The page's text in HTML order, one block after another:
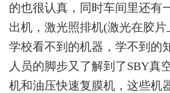
的也很认真，同时车间里还有
出机，激光照排机(激光在胶
学校看不到的机器，学不到的
人员的脚步又了解到了SBY真
机和油压快速复膜机，这些机